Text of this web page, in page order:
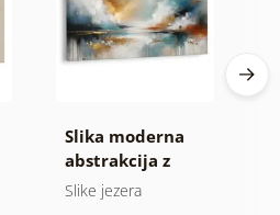
Slika moderna
abstrakcija z
naravo
Slike jezera